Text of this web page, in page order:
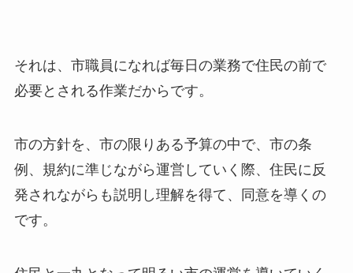
それは、市職員になれば毎日の業務で住民の前で
必要とされる作業だからです。
市の方針を、市の限りある予算の中で、市の条
例、規約に準じながら運営していく際、住民に反
発されながらも説明し理解を得て、同意を導くの
です。